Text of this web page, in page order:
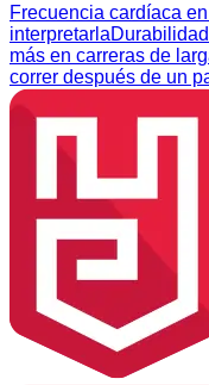
Frecuencia cardíaca
interpretarla
más en carreras de
correr después de un